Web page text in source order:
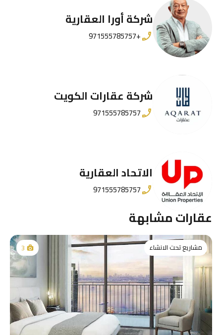
شركة أورا العقارية
+971555785757
شركة عقارات الكويت
971555785757
الاتحاد العقارية
971555785757
عقارات مشابهة
مشاريع تحت الانشاء 3